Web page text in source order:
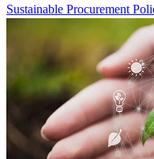
Sustainable Procurement